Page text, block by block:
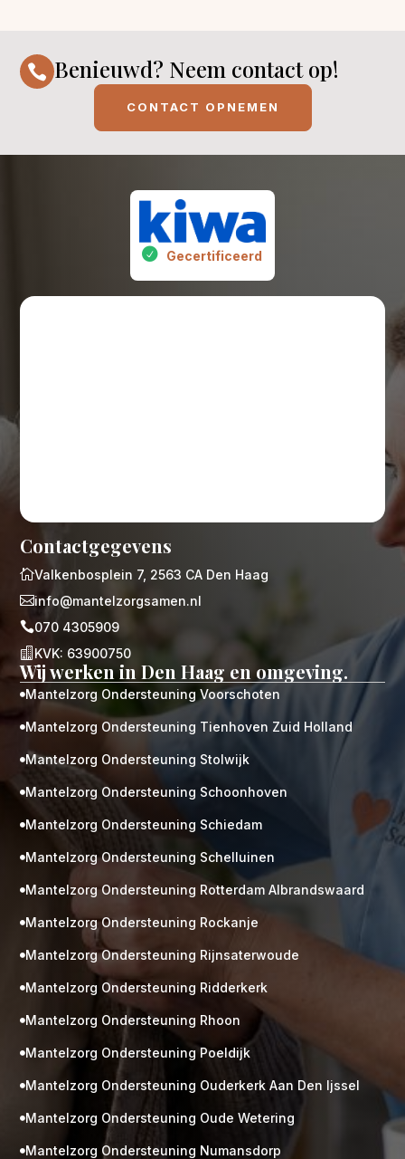
 Benieuwd? Neem contact op!
CONTACT OPNEMEN
Gecertificeerd
Contactgegevens
Valkenbosplein 7, 2563 CA Den Haag
info@mantelzorgsamen.nl
070 4305909
 KVK: 63900750
Wij werken in Den Haag en omgeving.
 Mantelzorg Ondersteuning Voorschoten
 Mantelzorg Ondersteuning Tienhoven Zuid Holland
 Mantelzorg Ondersteuning Stolwijk
 Mantelzorg Ondersteuning Schoonhoven
 Mantelzorg Ondersteuning Schiedam
 Mantelzorg Ondersteuning Schelluinen
 Mantelzorg Ondersteuning Rotterdam Albrandswaard
 Mantelzorg Ondersteuning Rockanje
 Mantelzorg Ondersteuning Rijnsaterwoude
 Mantelzorg Ondersteuning Ridderkerk
 Mantelzorg Ondersteuning Rhoon
 Mantelzorg Ondersteuning Poeldijk
 Mantelzorg Ondersteuning Ouderkerk Aan Den Ijssel
 Mantelzorg Ondersteuning Oude Wetering
 Mantelzorg Ondersteuning Numansdorp